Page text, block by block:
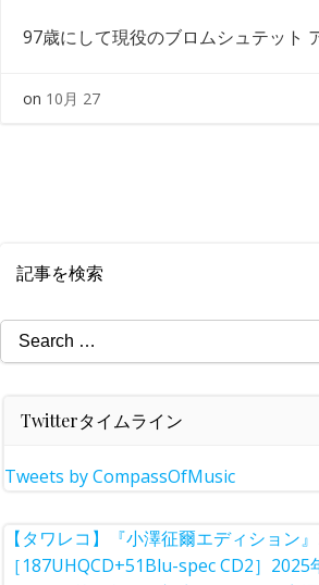
97歳にして現役のブロムシュテット
on 10月 27
記事を検索
Search
for:
Twitterタイムライン
Tweets by CompassOfMusic
【タワレコ】『小澤征爾エディション
［187UHQCD+51Blu-spec CD2］